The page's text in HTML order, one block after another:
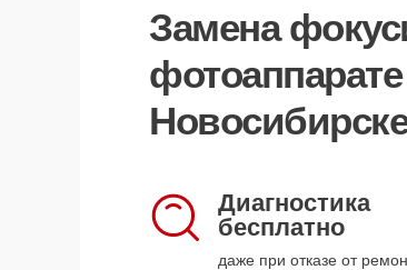
Замена
Новосибирске
Диагностика
бесплатно
даже при отказе от